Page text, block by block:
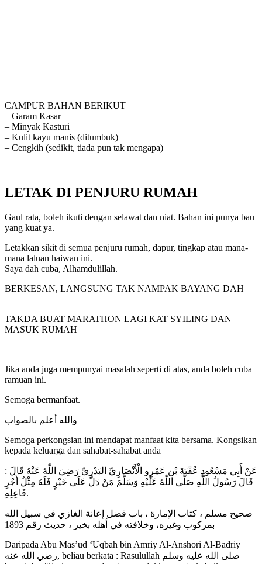
CAMPUR BAHAN BERIKUT
– Garam Kasar
– Minyak Kasturi
– Kulit kayu manis (ditumbuk)
– Cengkih (sedikit, tiada pun tak mengapa)
LETAK DI PENJURU RUMAH
Gaul rata, boleh ikuti dengan selawat dan niat. Bahan ini punya bau
yang kuat ya.
Letakkan sikit di semua penjuru rumah, dapur, tingkap atau mana-
mana laluan haiwan ini.
Saya dah cuba, Alhamdulillah.
BERKESAN, LANGSUNG TAK NAMPAK BAYANG DAH
TAKDA BUAT MARATHON LAGI KAT SYILING DAN
MASUK RUMAH
Jika anda juga mempunyai masalah seperti di atas, anda boleh cuba
ramuan ini.
Semoga bermanfaat.
والله أعلم بالصواب
Semoga perkongsian ini mendapat manfaat kita bersama. Kongsikan
kepada keluarga dan sahabat-sahabat anda
عَنْ أَبِي مَسْعُودٍ عُقْبَةَ بْنِ عَمْرٍو الْأَنْصَارِيِّ البَدْرِيِّ رَضِيَ اللّٰهُ عَنْهُ قَالَ :
قَالَ رَسُولُ اللَّهِ صَلَّى اللّٰهُ عَلَيْهِ وَسَلَّمَ مَنْ دَلَّ عَلَى خَيْرٍ فَلَهُ مِثْلُ أَجْرِ
فَاعِلِهِ.
صحيح مسلم ، كتاب الإمارة ، باب فضل إعانة الغازي في سبيل الله
بمركوب وغيره، وخلافته في أهله بخير ، حديث رقم 1893
Daripada Abu Mas’ud ‘Uqbah bin Amriy Al-Anshori Al-Badriy
رضي الله عنه, beliau berkata : Rasulullah صلى الله عليه وسلم